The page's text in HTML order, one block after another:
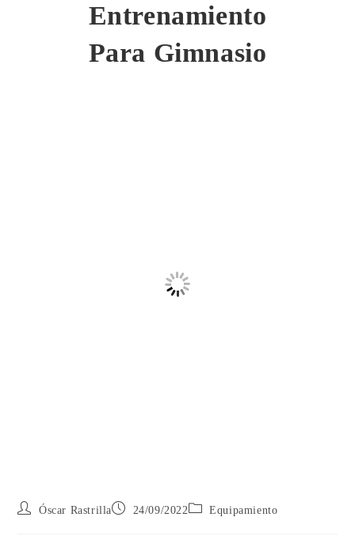
Entrenamiento
Para Gimnasio
Óscar Rastrilla 24/09/2022 Equipamiento